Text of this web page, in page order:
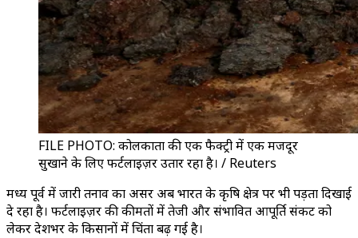
FILE PHOTO: कोलकाता की एक फैक्ट्री में एक मजदूर
सुखाने के लिए फर्टलाइज़र उतार रहा है। / Reuters
मध्य पूर्व में जारी तनाव का असर अब भारत के कृषि क्षेत्र पर भी पड़ता दिखाई
दे रहा है। फर्टलाइज़र की कीमतों में तेजी और संभावित आपूर्ति संकट को
लेकर देशभर के किसानों में चिंता बढ़ गई है।